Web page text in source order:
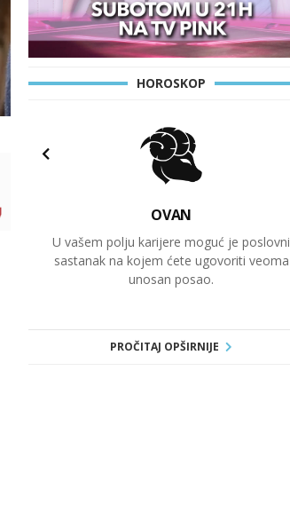
HOROSKOP
OVAN
U vašem polju karijere moguć je poslovni
sastanak na kojem ćete ugovoriti veoma
unosan posao.
PROČITAJ OPŠIRNIJE